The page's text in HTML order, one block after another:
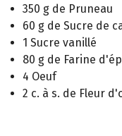
350 g de Pruneau
60 g de Sucre de
1 Sucre vanillé
80 g de Farine
4 Oeuf
2 c. à s. de Fleur